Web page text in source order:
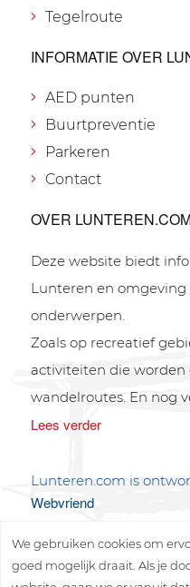
Tegelroute
INFORMATIE OVER
AED punten
Buurtpreventie
Parkeren
Contact
OVER
Deze website biedt
Lunteren en omgeving
onderwerpen.
Zoals op recreatief
activiteiten die worden
wandelroutes. En nog
Lees verder
Lunteren.com is
Webvriend
We gebruiken cookies om
goed mogelijk draait. Als je